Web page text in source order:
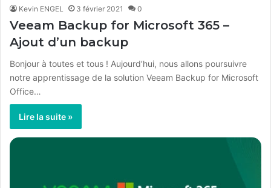
Kevin ENGEL 3 février 2021 0
Veeam Backup for Microsoft 365 –
Ajout d’un backup
Bonjour à toutes et tous ! Aujourd’hui, nous allons poursuivre
notre apprentissage de la solution Veeam Backup for Microsoft
Office…
Lire la suite »